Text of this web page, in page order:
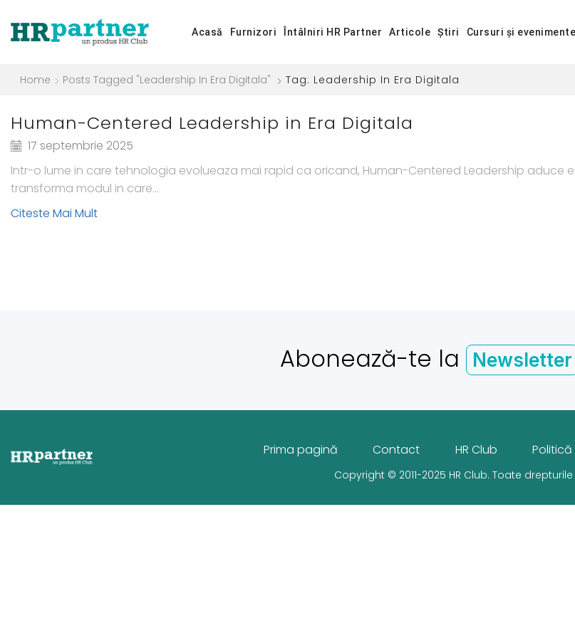
Acasă Furnizori Întâlniri HR Partner Articole Știri Cursuri și evenimente
Home Posts Tagged "Leadership In Era Digitala" Tag: Leadership In Era Digitala
Human-Centered Leadership in Era Digitala
17 septembrie 2025
Intr-o lume in care tehnologia evolueaza mai rapid ca oricand, Human-Centered Leadership aduce
transforma modul in care...
Citeste Mai Mult
Abonează-te la Newsletter
Prima pagină Contact HR Club
Copyright © 2011-2025 HR Club. Toate